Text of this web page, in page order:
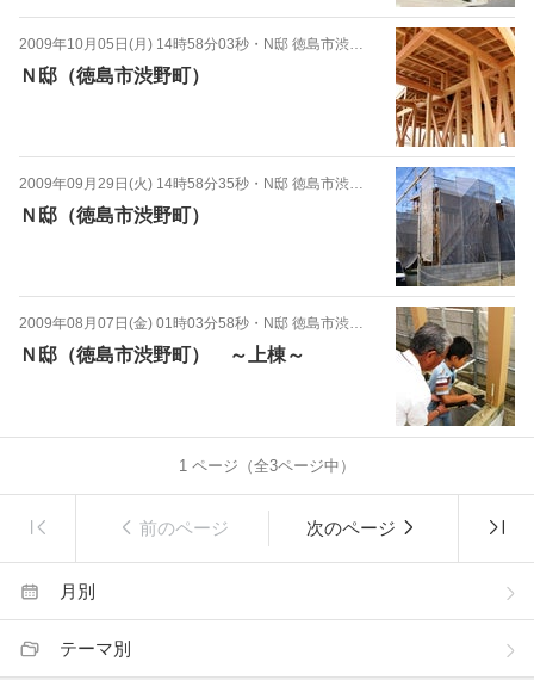
2009年10月05日(月) 14時58分03秒 ・ N邸 徳島市渋野町
Ｎ邸（徳島市渋野町）
2009年09月29日(火) 14時58分35秒 ・ N邸 徳島市渋野町
Ｎ邸（徳島市渋野町）
2009年08月07日(金) 01時03分58秒 ・ N邸 徳島市渋野町
Ｎ邸（徳島市渋野町） ～上棟～
1 ページ（全3ページ中）
前のページ 次のページ
月別
テーマ別